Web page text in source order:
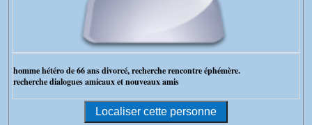
homme hétéro de 66 ans divorcé, recherche rencontre éphémère.
recherche dialogues amicaux et nouveaux amis